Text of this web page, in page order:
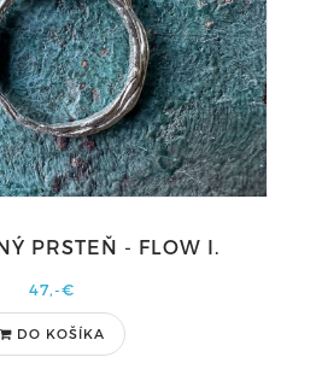
PRSTEŇ - FLOW I.
47,-€
DO KOŠÍKA